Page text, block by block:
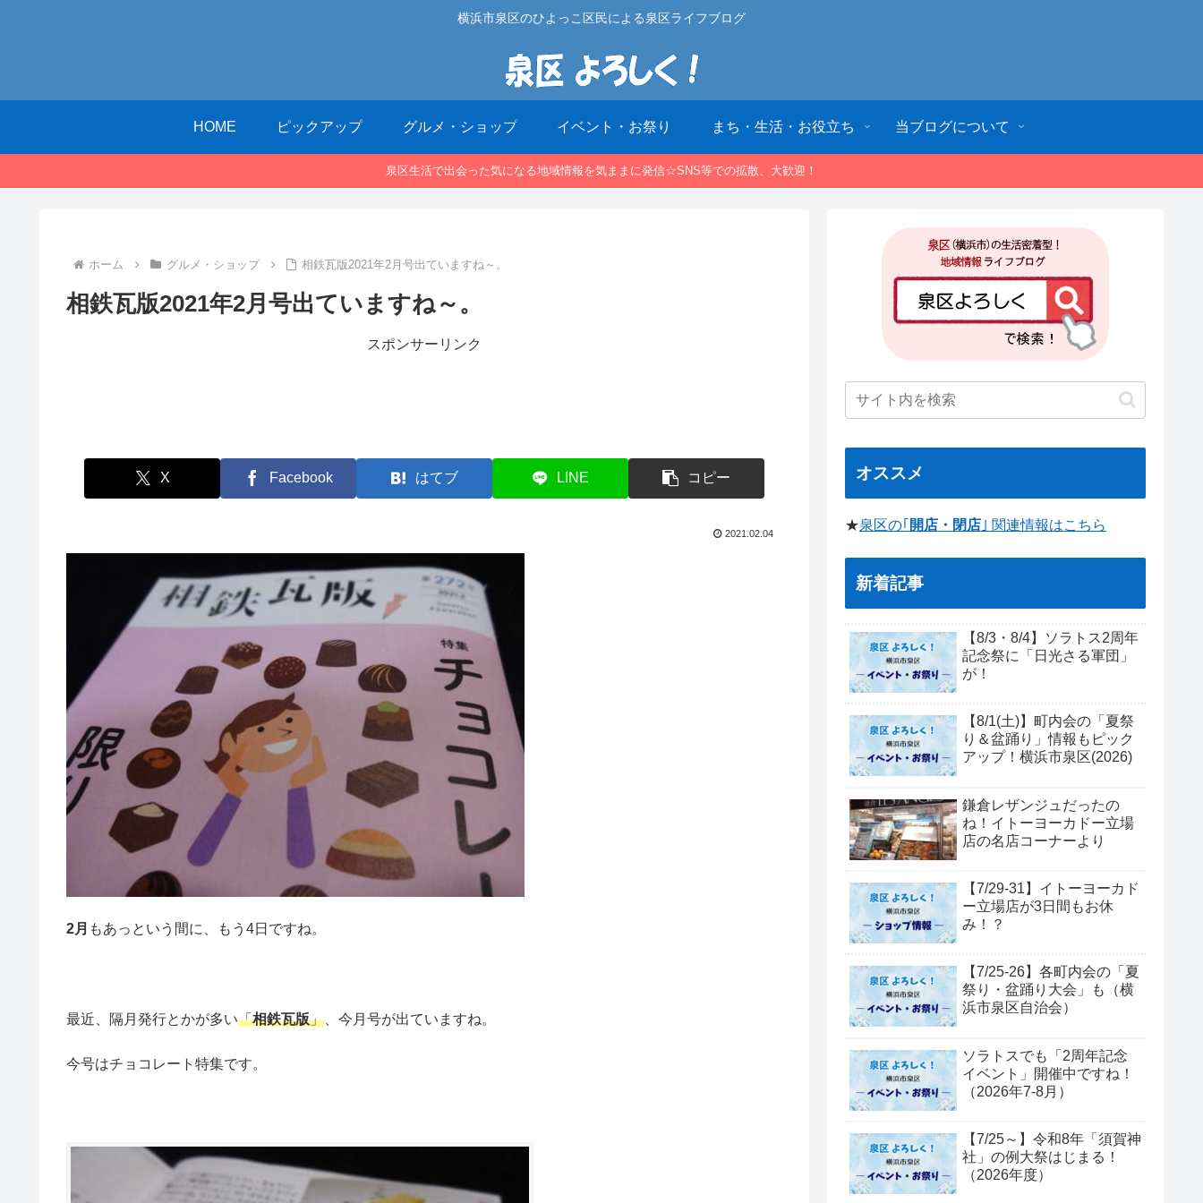
横浜市泉区のひよっこ区民による泉区ライフブログ
HOME ピックアップ グルメ・ショップ イベント・お祭り まち・生活・お役立ち 当ブログについて
泉区生活で出会った気になる地域情報を気ままに発信☆SNS等での拡散、大歓迎！
ホーム グルメ・ショップ 相鉄瓦版2021年2月号出ていますね～。
相鉄瓦版2021年2月号出ていますね～。
スポンサーリンク
X Facebook はてブ LINE コピー
2021.02.04
2月 もあっという間に、もう4日ですね。
最近、隔月発行とかが多い「相鉄瓦版」 、今月号が出ていますね。
今号はチョコレート特集です。
オススメ
★泉区の｢ 開店・閉店 ｣ 関連情報はこちら
新着記事
【8/3・8/4】ソラトス2周年
記念祭に「日光さる軍団」
が！
【8/1(土)】町内会の「夏祭
り＆盆踊り」情報もピック
アップ！横浜市泉区(2026)
鎌倉レザンジュだったの
ね！イトーヨーカドー立場
店の名店コーナーより
【7/29-31】イトーヨーカド
ー立場店が3日間もお休
み！？
【7/25-26】各町内会の「夏
祭り・盆踊り大会」も（横
浜市泉区自治会）
ソラトスでも「2周年記念
イベント」開催中ですね！
（2026年7-8月）
【7/25～】令和8年「須賀神
社」の例大祭はじまる！
（2026年度）